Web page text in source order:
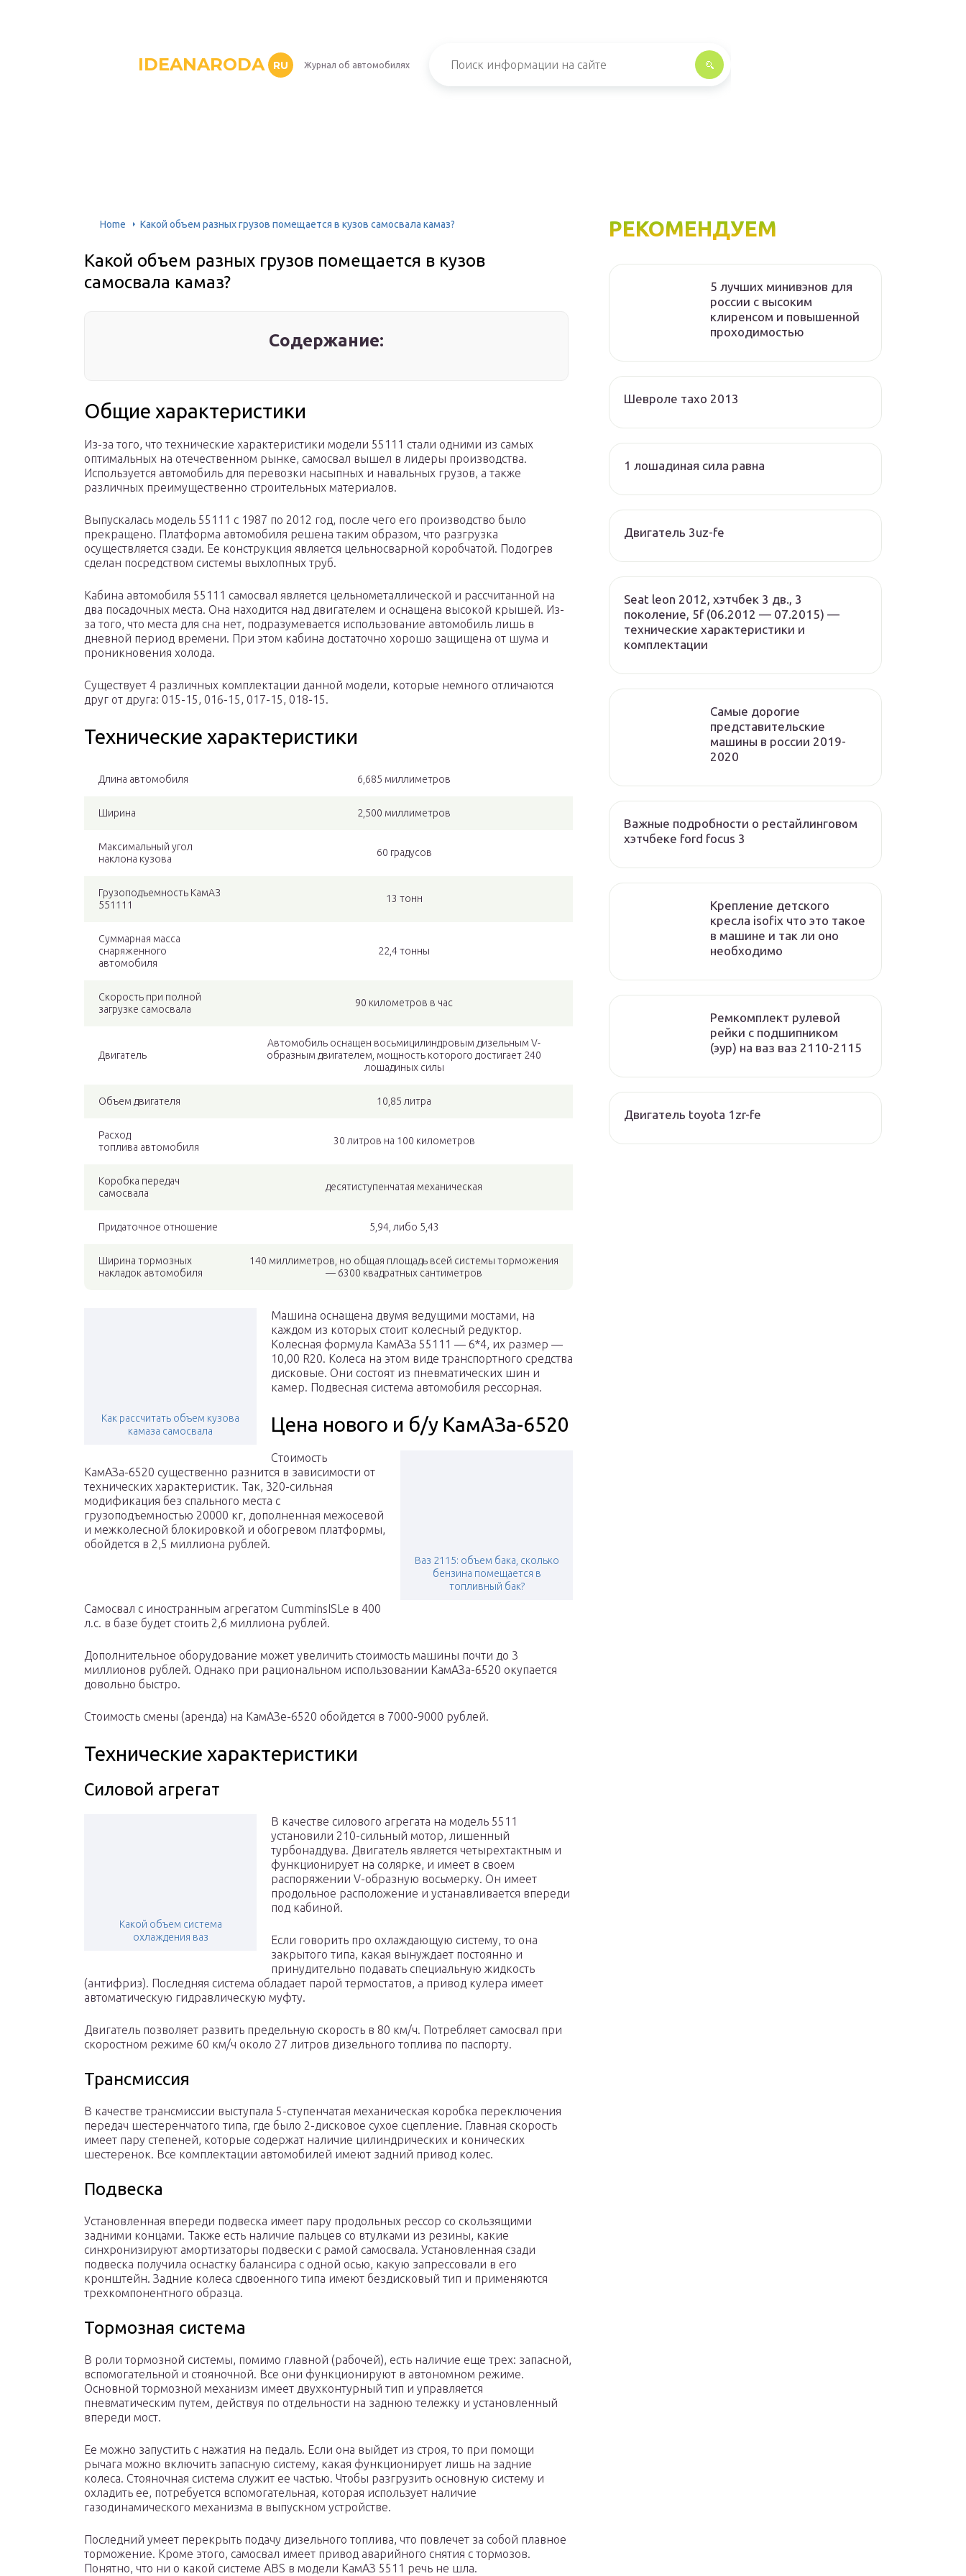
IDEANARODA RU Журнал об автомобилях
Home Какой объем разных грузов помещается в кузов самосвала камаз?
Какой объем разных грузов помещается в кузов
самосвала камаз?
Содержание:
Общие характеристики
Из-за того, что технические характеристики модели 55111 стали одними из самых
оптимальных на отечественном рынке, самосвал вышел в лидеры производства.
Используется автомобиль для перевозки насыпных и навальных грузов, а также
различных преимущественно строительных материалов.
Выпускалась модель 55111 с 1987 по 2012 год, после чего его производство было
прекращено. Платформа автомобиля решена таким образом, что разгрузка
осуществляется сзади. Ее конструкция является цельносварной коробчатой. Подогрев
сделан посредством системы выхлопных труб.
Кабина автомобиля 55111 самосвал является цельнометаллической и рассчитанной на
два посадочных места. Она находится над двигателем и оснащена высокой крышей. Из-
за того, что места для сна нет, подразумевается использование автомобиль лишь в
дневной период времени. При этом кабина достаточно хорошо защищена от шума и
проникновения холода.
Существует 4 различных комплектации данной модели, которые немного отличаются
друг от друга: 015-15, 016-15, 017-15, 018-15.
Технические характеристики
Длина автомобиля 6,685 миллиметров
Ширина 2,500 миллиметров
Максимальный угол
наклона кузова
60 градусов
Грузоподъемность КамАЗ
551111
13 тонн
Суммарная масса
снаряженного
автомобиля
22,4 тонны
Скорость при полной
загрузке самосвала
90 километров в час
Двигатель
Автомобиль оснащен восьмицилиндровым дизельным V-
образным двигателем, мощность которого достигает 240
лошадиных силы
Объем двигателя 10,85 литра
Расход
топлива автомобиля
30 литров на 100 километров
Коробка передач
самосвала
десятиступенчатая механическая
Придаточное отношение 5,94, либо 5,43
Ширина тормозных
накладок автомобиля
140 миллиметров, но общая площадь всей системы торможения
— 6300 квадратных сантиметров
Как рассчитать объем кузова
камаза самосвала
Машина оснащена двумя ведущими мостами, на
каждом из которых стоит колесный редуктор.
Колесная формула КамАЗа 55111 — 6*4, их размер —
10,00 R20. Колеса на этом виде транспортного средства
дисковые. Они состоят из пневматических шин и
камер. Подвесная система автомобиля рессорная.
Цена нового и б/у КамАЗа-6520
Ваз 2115: объем бака, сколько
бензина помещается в
топливный бак?
Стоимость
КамАЗа-6520 существенно разнится в зависимости от
технических характеристик. Так, 320-сильная
модификация без спального места с
грузоподъемностью 20000 кг, дополненная межосевой
и межколесной блокировкой и обогревом платформы,
обойдется в 2,5 миллиона рублей.
Самосвал с иностранным агрегатом CumminsISLe в 400
л.с. в базе будет стоить 2,6 миллиона рублей.
Дополнительное оборудование может увеличить стоимость машины почти до 3
миллионов рублей. Однако при рациональном использовании КамАЗа-6520 окупается
довольно быстро.
Стоимость смены (аренда) на КамАЗе-6520 обойдется в 7000-9000 рублей.
Технические характеристики
Силовой агрегат
Какой объем система
охлаждения ваз
В качестве силового агрегата на модель 5511
установили 210-сильный мотор, лишенный
турбонаддува. Двигатель является четырехтактным и
функционирует на солярке, и имеет в своем
распоряжении V-образную восьмерку. Он имеет
продольное расположение и устанавливается впереди
под кабиной.
Если говорить про охлаждающую систему, то она
закрытого типа, какая вынуждает постоянно и
принудительно подавать специальную жидкость
(антифриз). Последняя система обладает парой термостатов, а привод кулера имеет
автоматическую гидравлическую муфту.
Двигатель позволяет развить предельную скорость в 80 км/ч. Потребляет самосвал при
скоростном режиме 60 км/ч около 27 литров дизельного топлива по паспорту.
Трансмиссия
В качестве трансмиссии выступала 5-ступенчатая механическая коробка переключения
передач шестеренчатого типа, где было 2-дисковое сухое сцепление. Главная скорость
имеет пару степеней, которые содержат наличие цилиндрических и конических
шестеренок. Все комплектации автомобилей имеют задний привод колес.
Подвеска
Установленная впереди подвеска имеет пару продольных рессор со скользящими
задними концами. Также есть наличие пальцев со втулками из резины, какие
синхронизируют амортизаторы подвески с рамой самосвала. Установленная сзади
подвеска получила оснастку балансира с одной осью, какую запрессовали в его
кронштейн. Задние колеса сдвоенного типа имеют бездисковый тип и применяются
трехкомпонентного образца.
Тормозная система
В роли тормозной системы, помимо главной (рабочей), есть наличие еще трех: запасной,
вспомогательной и стояночной. Все они функционируют в автономном режиме.
Основной тормозной механизм имеет двухконтурный тип и управляется
пневматическим путем, действуя по отдельности на заднюю тележку и установленный
впереди мост.
Ее можно запустить с нажатия на педаль. Если она выйдет из строя, то при помощи
рычага можно включить запасную систему, какая функционирует лишь на задние
колеса. Стояночная система служит ее частью. Чтобы разгрузить основную систему и
охладить ее, потребуется вспомогательная, которая использует наличие
газодинамического механизма в выпускном устройстве.
Последний умеет перекрыть подачу дизельного топлива, что повлечет за собой плавное
торможение. Кроме этого, самосвал имеет привод аварийного снятия с тормозов.
Понятно, что ни о какой системе ABS в модели КамАЗ 5511 речь не шла.
РЕКОМЕНДУЕМ
5 лучших минивэнов для
россии с высоким
клиренсом и повышенной
проходимостью
Шевроле тахо 2013
1 лошадиная сила равна
Двигатель 3uz-fe
Seat leon 2012, хэтчбек 3 дв., 3
поколение, 5f (06.2012 — 07.2015) —
технические характеристики и
комплектации
Cамые дорогие
представительские
машины в россии 2019-
2020
Важные подробности о рестайлинговом
хэтчбеке ford focus 3
Крепление детского
кресла isofix что это такое
в машине и так ли оно
необходимо
Ремкомплект рулевой
рейки с подшипником
(эур) на ваз ваз 2110-2115
Двигатель toyota 1zr-fe